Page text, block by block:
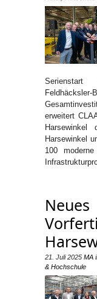
erweitert
Harsewinkel
100
Neues
21. Juli 2025 MA
& Hochschule